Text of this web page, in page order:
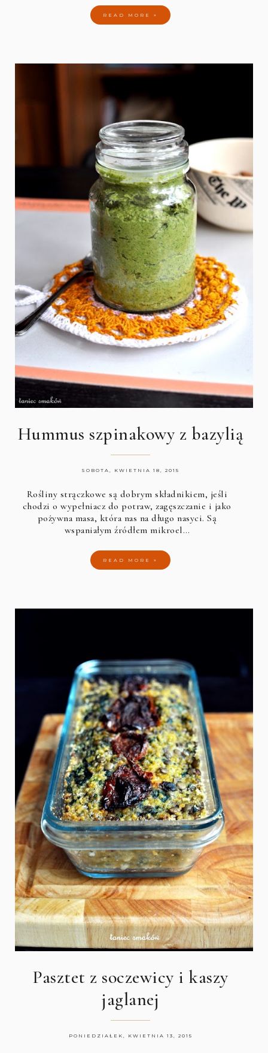
READ MORE »
Hummus szpinakowy z bazylią
SOBOTA, KWIETNIA 18, 2015
Rośliny strączkowe są dobrym składnikiem, jeśli
chodzi o wypełniacz do potraw, zagęszczanie i jako
pożywna masa, która nas na długo nasyci. Są
wspaniałym źródłem mikroel…
READ MORE »
Pasztet z soczewicy i kaszy
jaglanej
PONIEDZIAŁEK, KWIETNIA 13, 2015